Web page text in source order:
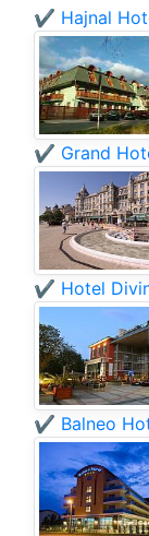
✔️ Hajnal
✔️ Grand
✔️ Hotel
✔️ Balneo